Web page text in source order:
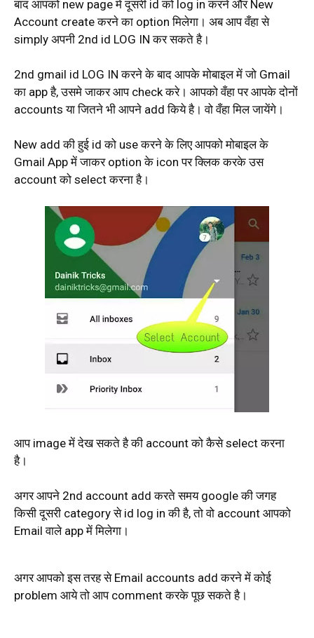
बाद आपको new page में दूसरी id को log in करने और New
Account create करने का option मिलेगा। अब आप वँहा से
simply अपनी 2nd id LOG IN कर सकते है।
2nd gmail id LOG IN करने के बाद आपके मोबाइल में जो Gmail
का app है, उसमे जाकर आप check करे। आपको वँहा पर आपके दोनों
accounts या जितने भी आपने add किये है। वो वँहा मिल जायेंगे।
New add की हुई id को use करने के लिए आपको मोबाइल के
Gmail App में जाकर option के icon पर क्लिक करके उस
account को select करना है।
आप image में देख सकते है की account को कैसे select करना
है।
अगर आपने 2nd account add करते समय google की जगह
किसी दूसरी category से id log in की है, तो वो account आपको
Email वाले app में मिलेगा।
अगर आपको इस तरह से Email accounts add करने में कोई
problem आये तो आप comment करके पूछ सकते है।